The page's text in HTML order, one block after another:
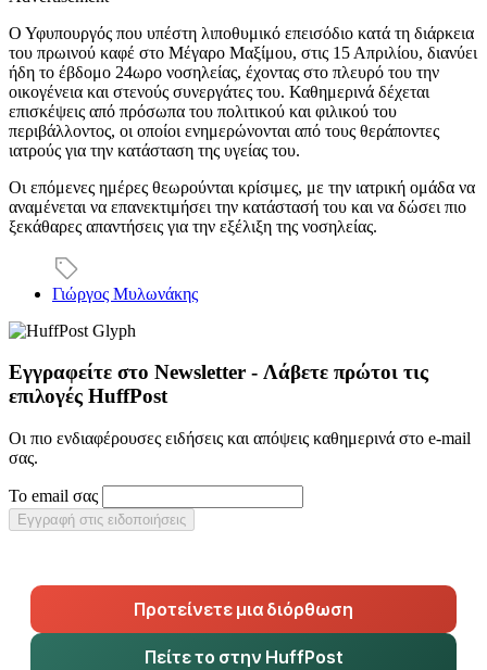
Ο Υφυπουργός που υπέστη λιποθυμικό επεισόδιο κατά τη διάρκεια
του πρωινού καφέ στο Μέγαρο Μαξίμου, στις 15 Απριλίου, διανύει
ήδη το έβδομο 24ωρο νοσηλείας, έχοντας στο πλευρό του την
οικογένεια και στενούς συνεργάτες του. Καθημερινά δέχεται
επισκέψεις από πρόσωπα του πολιτικού και φιλικού του
περιβάλλοντος, οι οποίοι ενημερώνονται από τους θεράποντες
ιατρούς για την κατάσταση της υγείας του.
Οι επόμενες ημέρες θεωρούνται κρίσιμες, με την ιατρική ομάδα να
αναμένεται να επανεκτιμήσει την κατάστασή του και να δώσει πιο
ξεκάθαρες απαντήσεις για την εξέλιξη της νοσηλείας.
Γιώργος Μυλωνάκης
Εγγραφείτε στο Newsletter - Λάβετε πρώτοι τις
επιλογές HuffPost
Οι πιο ενδιαφέρουσες ειδήσεις και απόψεις καθημερινά στο e-mail
σας.
Το email σας
Εγγραφή στις ειδοποιήσεις
Προτείνετε μια διόρθωση
Πείτε το στην HuffPost